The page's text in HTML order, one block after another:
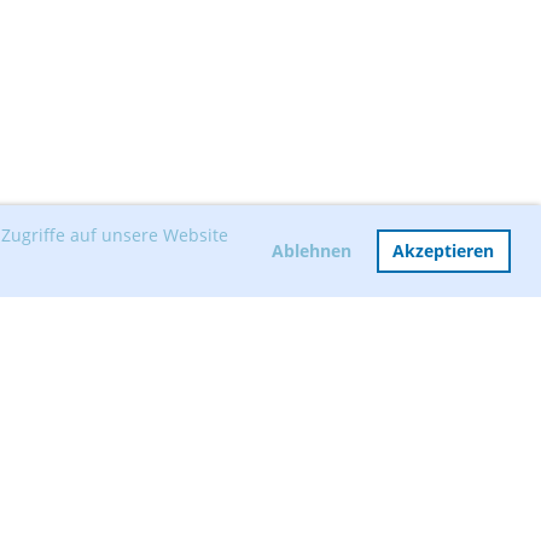
auf unsere Website
Ablehnen Akzeptieren